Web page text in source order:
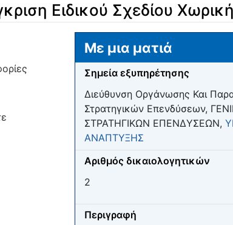
Ειδικού Σχεδίου
Με μια ματιά
Σημεία εξυπηρέτησης
Διεύθυνση Οργάνωσης Και
Στρατηγικών Επενδύσεων,
ΣΤΡΑΤΗΓΙΚΩΝ ΕΠΕΝΔΥΣΕΩΝ,
ΑΝΑΠΤΥΞΗΣ
Αριθμός δικαιολογητικών
2
Περιγραφή